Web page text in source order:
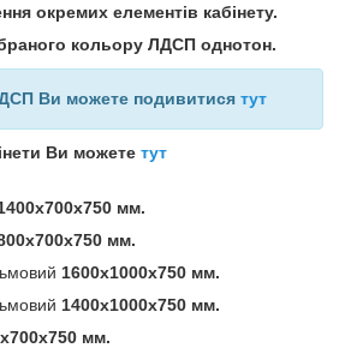
окремих елементів кабінету.
кольору ЛДСП однотон.
Ви можете подивитися тут
Ви можете тут
мм.
мм.
1600х1000х750 мм.
1400х1000х750 мм.
мм.